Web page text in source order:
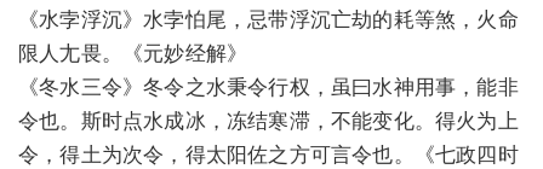
《水孛浮沉》水孛怕尾，忌带浮沉亡劫的耗等煞，火命
限人尢畏。《元妙经解》
《冬水三令》冬令之水秉令行权，虽曰水神用事，能非
令也。斯时点水成冰，冻结寒滞，不能变化。得火为上
令，得土为次令，得太阳佐之方可言令也。《七政四时